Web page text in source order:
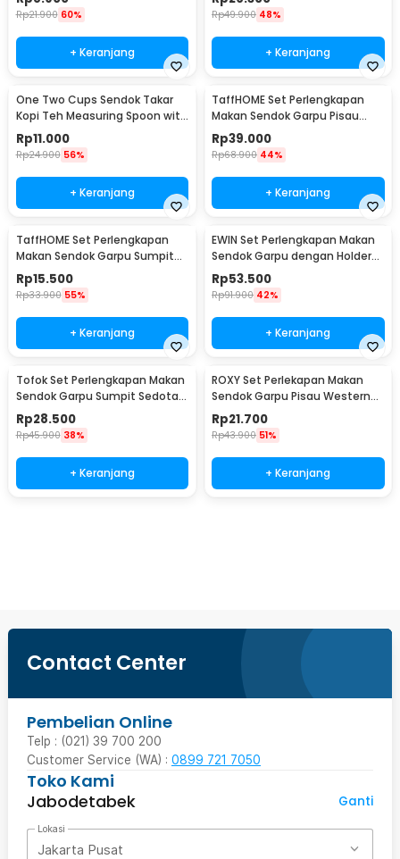
Rp21.900 60%
+ Keranjang
EA025
Rp49.900 48%
+ Keranjang
One Two Cups Sendok Takar
Kopi Teh Measuring Spoon with
Clip - G166
Rp11.000
Rp24.900 56%
+ Keranjang
TaffHOME Set Perlengkapan
Makan Sendok Garpu Pisau
Sumpit 8 PCS - EA02300
Rp39.000
Rp68.900 44%
+ Keranjang
TaffHOME Set Perlengkapan
Makan Sendok Garpu Sumpit
Pouch Cutlery Set - T1
Rp15.500
Rp33.900 55%
+ Keranjang
EWIN Set Perlengkapan Makan
Sendok Garpu dengan Holder
Angsa Swan Rack - NP311
Rp53.500
Rp91.900 42%
+ Keranjang
Tofok Set Perlengkapan Makan
Sendok Garpu Sumpit Sedotan
dengan Pouch - T5
Rp28.500
Rp45.900 38%
+ Keranjang
ROXY Set Perlekapan Makan
Sendok Garpu Pisau Western
Cutlery Set 4 PCS - C24
Rp21.700
Rp43.900 51%
+ Keranjang
Contact Center
Pembelian Online
Telp : (021) 39 700 200
Customer Service (WA) : 0899 721 7050
Toko Kami
Jabodetabek
Ganti
Lokasi
Jakarta Pusat